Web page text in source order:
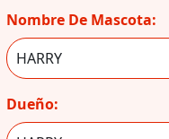
Nombre De Mascota:
Dueño: